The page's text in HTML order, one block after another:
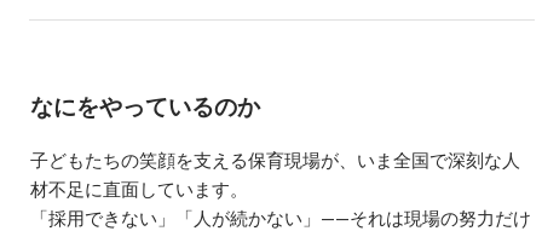
なにをやっているのか
子どもたちの笑顔を支える保育現場が、いま全国で深刻な人
材不足に直面しています。
「採用できない」「人が続かない」——それは現場の努力だけ